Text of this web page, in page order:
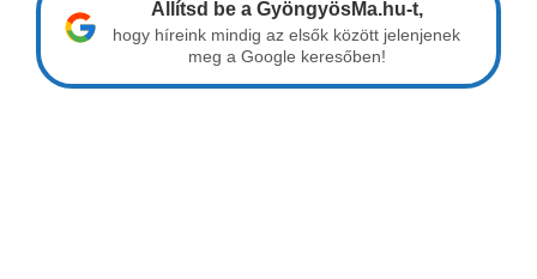
Állítsd be a GyöngyösMa.hu-t,
hogy híreink mindig az elsők között jelenjenek
meg a Google keresőben!